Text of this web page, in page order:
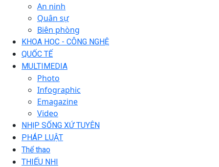
An ninh
Quân sự
Biên phòng
KHOA HỌC - CÔNG NGHỆ
QUỐC TẾ
MULTIMEDIA
Photo
Infographic
Emagazine
Video
NHỊP SỐNG XỨ TUYÊN
PHÁP LUẬT
Thể thao
THIẾU NHI